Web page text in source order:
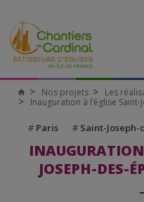
Nos projets Les
Inauguration à l’église
#Paris #Saint-Joseph-
JOSEPH-DES-